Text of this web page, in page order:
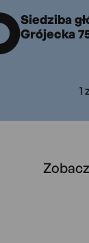
Siedziba
Grójecka
1